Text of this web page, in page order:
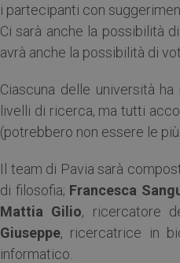
i partecipanti con
Ci sarà anche la possibilità
avrà anche la possibilità di
Ciascuna delle università
livelli di ricerca, ma tutti
(potrebbero non essere le
Il team di Pavia sarà
di filosofia; Francesca
Mattia Gilio, ricercatore
Giuseppe, ricercatrice in
informatico.